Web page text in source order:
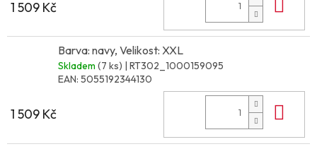
1 509 Kč
Barva: navy, Velikost: XXL
Skladem (7 ks) | RT302_1000159095
EAN: 5055192344130
1 509 Kč